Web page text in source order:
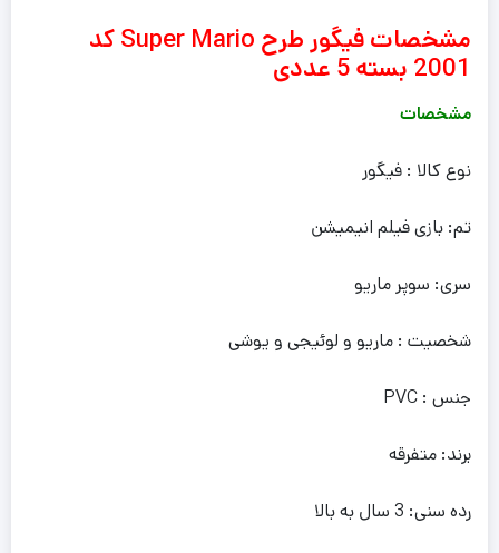
مشخصات فیگور طرح Super Mario کد
2001 بسته 5 عددی
مشخصات
نوع کالا : فیگور
تم: بازی فیلم انیمیشن
سری: سوپر ماریو
شخصیت : ماریو و لوئیجی و یوشی
جنس : PVC
برند: متفرقه
رده سنی: 3 سال به بالا